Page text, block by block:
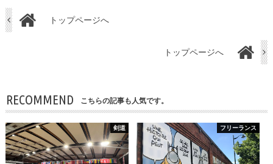
トップページへ
トップページへ
RECOMMEND こちらの記事も人気です。
剣道 フリーランス